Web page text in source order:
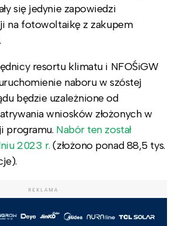
się jedynie zapowiedzi
na fotowoltaikę z zakupem
resortu klimatu i NFOŚiGW
naboru w szóstej
będzie uzależnione od
wniosków złożonych w
programu. Nabór ten został
2023 r. (złożono ponad 88,5 tys.
REKLAMA